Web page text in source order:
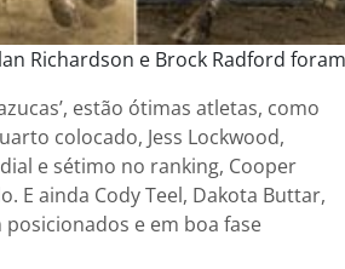
Richardson e Brock Radford
estão ótimas atletas, como
colocado, Jess Lockwood,
e sétimo no ranking, Cooper
E ainda Cody Teel, Dakota Buttar,
posicionados e em boa fase